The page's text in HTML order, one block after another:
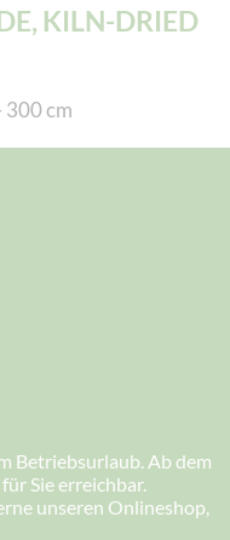
KILN-DRIED
300 cm
Betriebsurlaub. Ab dem
Sie erreichbar.
unseren Onlineshop,